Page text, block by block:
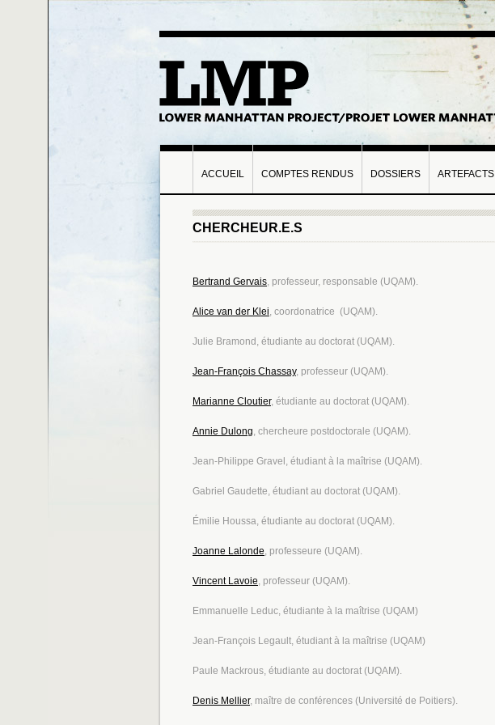
ACCUEIL COMPTES RENDUS DOSSIERS ARTEFACTS
CHERCHEUR.E.S
Bertrand Gervais, professeur, responsable (UQAM).
Alice van der Klei, coordonatrice (UQAM).
Julie Bramond, étudiante au doctorat (UQAM).
Jean-François Chassay, professeur (UQAM).
Marianne Cloutier, étudiante au doctorat (UQAM).
Annie Dulong, chercheure postdoctorale (UQAM).
Jean-Philippe Gravel, étudiant à la maîtrise (UQAM).
Gabriel Gaudette, étudiant au doctorat (UQAM).
Émilie Houssa, étudiante au doctorat (UQAM).
Joanne Lalonde, professeure (UQAM).
Vincent Lavoie, professeur (UQAM).
Emmanuelle Leduc, étudiante à la maîtrise (UQAM)
Jean-François Legault, étudiant à la maîtrise (UQAM)
Paule Mackrous, étudiante au doctorat (UQAM).
Denis Mellier, maître de conférences (Université de Poitiers).